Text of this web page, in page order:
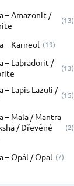
– Amazonit /
(13)
– Karneol (19)
– Labradorit /
(13)
– Lapis Lazuli / (15)
– Mala / Mantra
/ Dřevěné
(2)
– Opál / Opal (7)